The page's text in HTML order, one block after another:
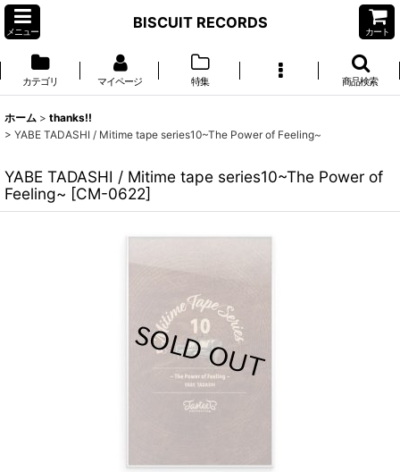
メニュー
BISCUIT RECORDS
カート
カテゴリ マイページ 特集 商品検索
ホーム > thanks!!
> YABE TADASHI / Mitime tape series10~The Power of Feeling~
YABE TADASHI / Mitime tape series10~The Power of
Feeling~ [CM-0622]